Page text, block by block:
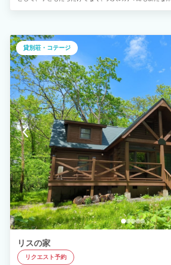
貸別荘・コテージ
リスの家
リクエスト予約